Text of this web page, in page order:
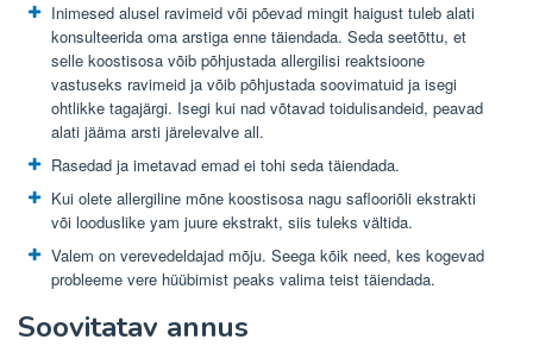
Inimesed alusel ravimeid või põevad mingit haigust tuleb alati
konsulteerida oma arstiga enne täiendada. Seda seetõttu, et
selle koostisosa võib põhjustada allergilisi reaktsioone
vastuseks ravimeid ja võib põhjustada soovimatuid ja isegi
ohtlikke tagajärgi. Isegi kui nad võtavad toidulisandeid, peavad
alati jääma arsti järelevalve all.
Rasedad ja imetavad emad ei tohi seda täiendada.
Kui olete allergiline mõne koostisosa nagu saflooriõli ekstrakti
või looduslike yam juure ekstrakt, siis tuleks vältida.
Valem on verevedeldajad mõju. Seega kõik need, kes kogevad
probleeme vere hüübimist peaks valima teist täiendada.
Soovitatav annus